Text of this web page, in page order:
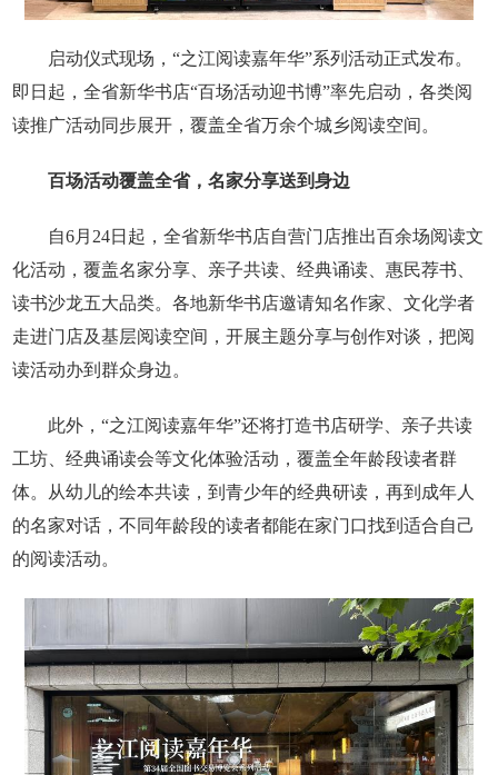
启动仪式现场，“之江阅读嘉年华”系列活动正式发布。
即日起，全省新华书店“百场活动迎书博”率先启动，各类阅
读推广活动同步展开，覆盖全省万余个城乡阅读空间。
百场活动覆盖全省，名家分享送到身边
自6月24日起，全省新华书店自营门店推出百余场阅读文
化活动，覆盖名家分享、亲子共读、经典诵读、惠民荐书、
读书沙龙五大品类。各地新华书店邀请知名作家、文化学者
走进门店及基层阅读空间，开展主题分享与创作对谈，把阅
读活动办到群众身边。
此外，“之江阅读嘉年华”还将打造书店研学、亲子共读
工坊、经典诵读会等文化体验活动，覆盖全年龄段读者群
体。从幼儿的绘本共读，到青少年的经典研读，再到成年人
的名家对话，不同年龄段的读者都能在家门口找到适合自己
的阅读活动。